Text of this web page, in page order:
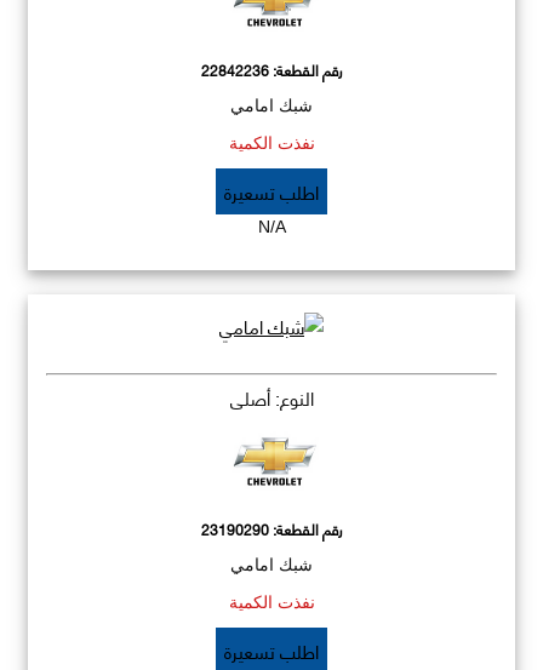
رقم القطعة:22842236
شبك امامي
نفذت الكمية
اطلب تسعيرة
N/A
النوع: أصلي
رقم القطعة:23190290
شبك امامي
نفذت الكمية
اطلب تسعيرة